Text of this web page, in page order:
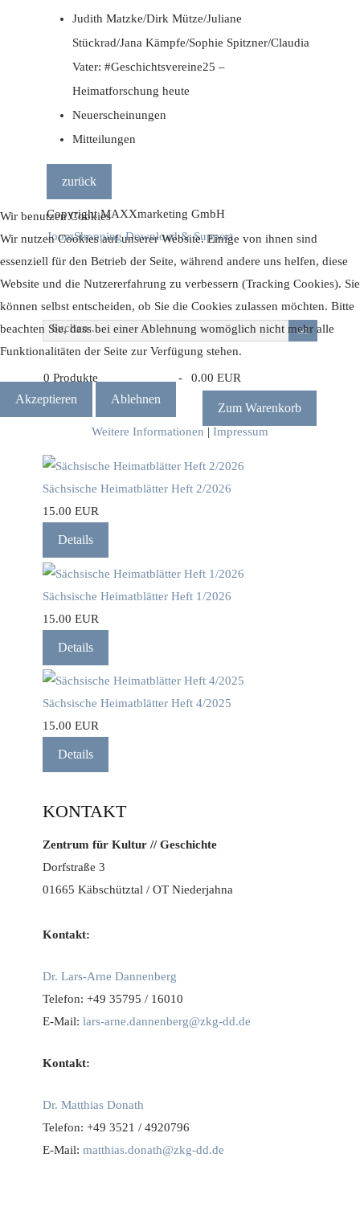
Suchen ... GO
0 Produkte - 0.00 EUR
Zum Warenkorb
Sächsische Heimatblätter Heft 2/2026
15.00 EUR
Details
Sächsische Heimatblätter Heft 1/2026
15.00 EUR
Details
Sächsische Heimatblätter Heft 4/2025
15.00 EUR
Details
KONTAKT
Zentrum für Kultur // Geschichte
Dorfstraße 3
01665 Käbschütztal / OT Niederjahna
Kontakt:
Dr. Lars-Arne Dannenberg
Telefon: +49 35795 / 16010
E-Mail: lars-arne.dannenberg@zkg-dd.de
Kontakt:
Dr. Matthias Donath
Telefon: +49 3521 / 4920796
E-Mail: matthias.donath@zkg-dd.de
Judith Matzke/Dirk Mütze/Juliane
Stückrad/Jana Kämpfe/Sophie Spitzner/Claudia
Vater: #Geschichtsvereine25 –
Heimatforschung heute
Neuerscheinungen
Mitteilungen
Copyright MAXXmarketing GmbH
JoomShopping Download & Support
Wir benutzen Cookies
Wir nutzen Cookies auf unserer Website. Einige von ihnen sind
essenziell für den Betrieb der Seite, während andere uns helfen, diese
Website und die Nutzererfahrung zu verbessern (Tracking Cookies). Sie
können selbst entscheiden, ob Sie die Cookies zulassen möchten. Bitte
beachten Sie, dass bei einer Ablehnung womöglich nicht mehr alle
Funktionalitäten der Seite zur Verfügung stehen.
Akzeptieren Ablehnen
Weitere Informationen | Impressum